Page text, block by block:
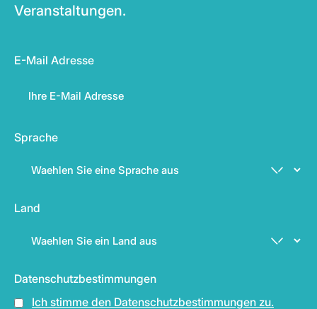
Veranstaltungen.
E-Mail Adresse
Sprache
Land
Datenschutzbestimmungen
Ich stimme den Datenschutzbestimmungen zu.